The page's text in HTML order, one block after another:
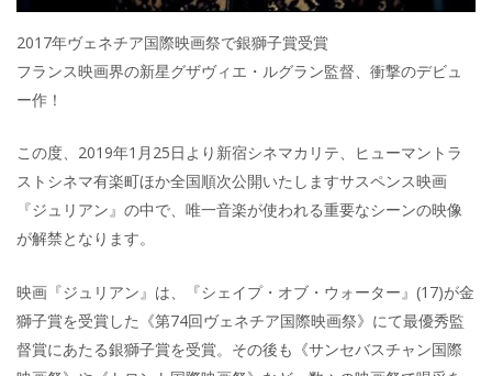
2017年ヴェネチア国際映画祭で銀獅子賞受賞
フランス映画界の新星グザヴィエ・ルグラン監督、衝撃のデビュ
ー作！
この度、2019年1月25日より新宿シネマカリテ、ヒューマントラ
ストシネマ有楽町ほか全国順次公開いたしますサスペンス映画
『ジュリアン』の中で、唯一音楽が使われる重要なシーンの映像
が解禁となります。
映画『ジュリアン』は、『シェイプ・オブ・ウォーター』(17)が金
獅子賞を受賞した《第74回ヴェネチア国際映画祭》にて最優秀監
督賞にあたる銀獅子賞を受賞。その後も《サンセバスチャン国際